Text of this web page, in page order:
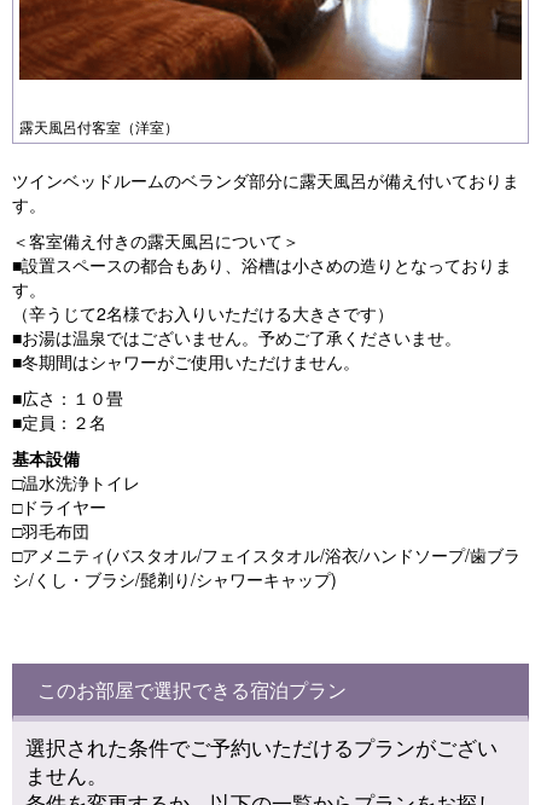
露天風呂付客室（洋室）
ツインベッドルームのベランダ部分に露天風呂が備え付いておりま
す。
＜客室備え付きの露天風呂について＞
■設置スペースの都合もあり、浴槽は小さめの造りとなっておりま
す。
（辛うじて2名様でお入りいただける大きさです）
■お湯は温泉ではございません。予めご了承くださいませ。
■冬期間はシャワーがご使用いただけません。
■広さ：１０畳
■定員：２名
基本設備
□温水洗浄トイレ
□ドライヤー
□羽毛布団
□アメニティ(バスタオル/フェイスタオル/浴衣/ハンドソープ/歯ブラ
シ/くし・ブラシ/髭剃り/シャワーキャップ)
このお部屋で選択できる宿泊プラン
選択された条件でご予約いただけるプランがござい
ません。